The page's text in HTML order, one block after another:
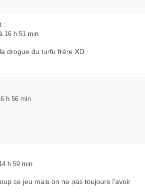
:
16 h 51 min
drogue du turfu frère XD
h 56 min
h 59 min
ce jeu mais on ne pas toujours l’avoir